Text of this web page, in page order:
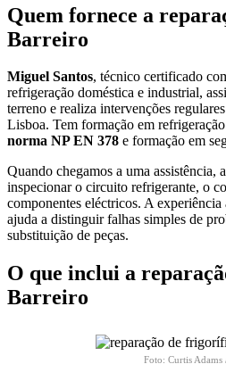
Quem fornece a
Barreiro
Miguel Santos, técnico certificado
refrigeração doméstica e industrial,
terreno e realiza intervenções
Lisboa. Tem formação em
norma NP EN 378 e formação em
Quando chegamos a uma assistência,
inspecionar o circuito refrigerante, o
componentes eléctricos. A
ajuda a distinguir falhas simples de
substituição de peças.
O que inclui a
Barreiro
Foto: Curtis Adams